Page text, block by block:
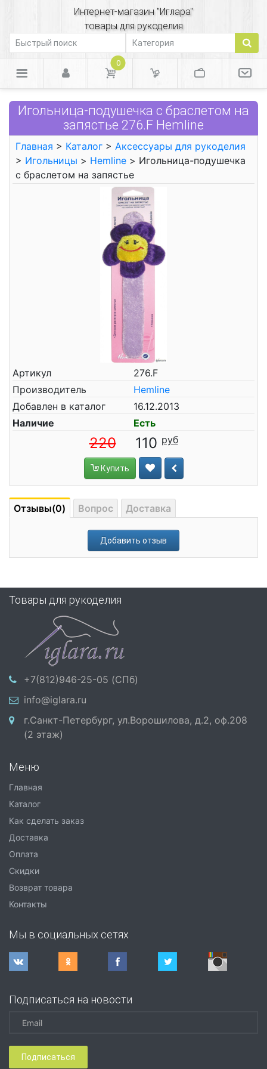
Интернет-магазин "Иглара"
товары для рукоделия
0
Игольница-подушечка с браслетом на
запястье 276.F Hemline
Главная > Каталог > Аксессуары для рукоделия
> Игольницы > Hemline > Игольница-подушечка
с браслетом на запястье
Артикул
276.F
Производитель
Hemline
Добавлен в каталог
16.12.2013
Наличие
Есть
220 110
Купить
Отзывы(0) Вопрос Доставка
Добавить отзыв
Товары для рукоделия
+7(812)946-25-05 (СПб)
info@iglara.ru
г.Санкт-Петербург, ул.Ворошилова, д.2, оф.208
(2 этаж)
Меню
Главная
Каталог
Как сделать заказ
Доставка
Оплата
Скидки
Возврат товара
Контакты
Мы в социальных сетях
Подписаться на новости
Подписаться